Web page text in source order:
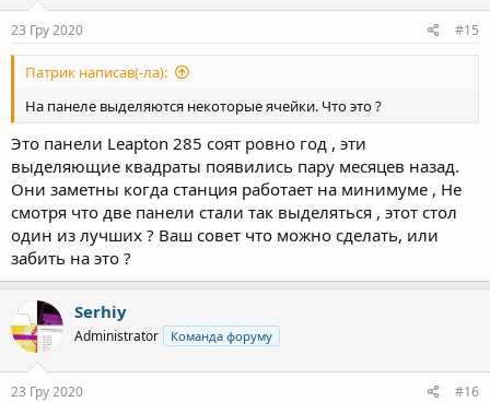
23 Гру 2020 #15
Патрик написав(-ла):
На панеле выделяются некоторые ячейки. Что это ?
Это панели Leapton 285 cоят ровно год , эти
выделяющие квадраты появились пару месяцев назад.
Они заметны когда станция работает на минимуме , Не
смотря что две панели стали так выделяться , этот стол
один из лучших ? Ваш совет что можно сделать, или
забить на это ?
Serhiy
Administrator Команда форуму
23 Гру 2020 #16